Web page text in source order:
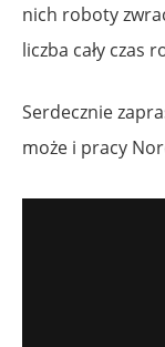
nich roboty
liczba cały czas
Serdecznie
może i pracy